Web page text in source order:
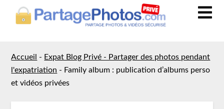
Accueil - Expat Blog Privé - Partager des photos pendant
l'expatriation - Family album : publication d’albums perso
et vidéos privées